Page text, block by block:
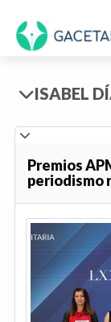
ISABEL
Premios
periodismo